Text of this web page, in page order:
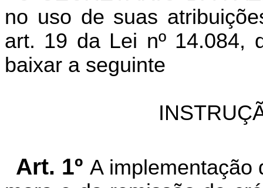
no uso de suas
art. 19 da Lei nº 14.084,
baixar a seguinte
Art. 1ºA implementação